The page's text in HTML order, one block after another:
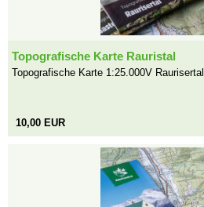
Topografische Karte Rauristal
Topografische Karte 1:25.000V Raurisertal
10,00 EUR